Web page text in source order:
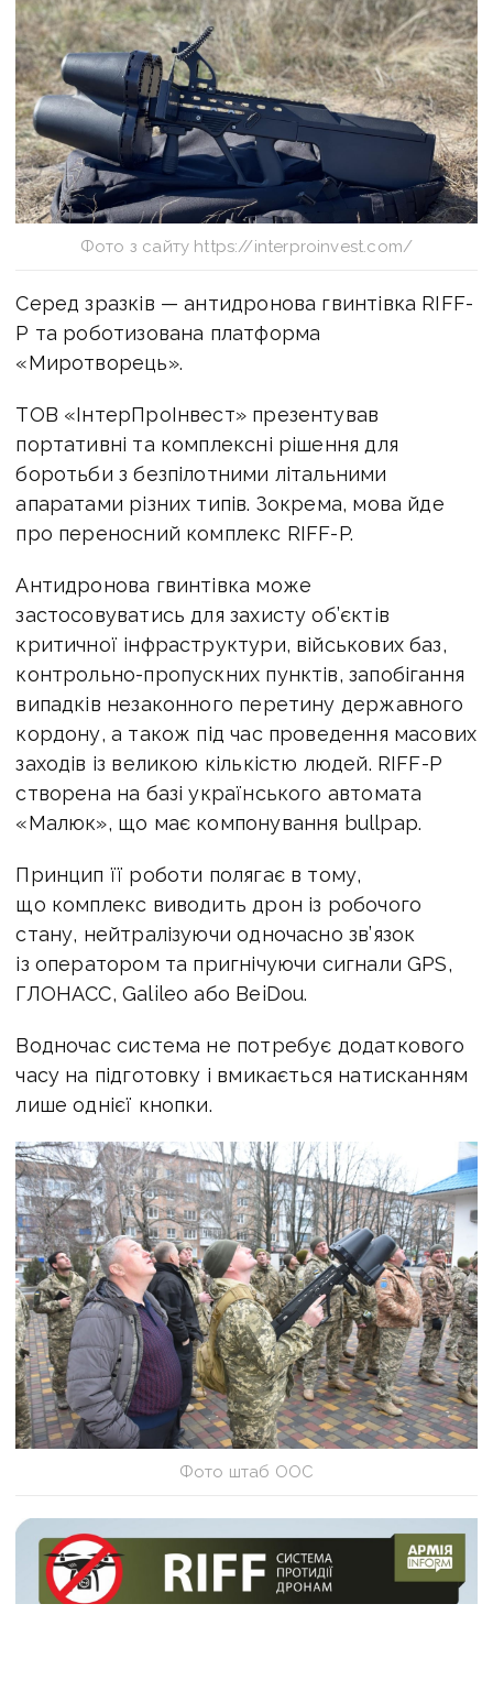
Фото з сайту https://interproinvest.com/
Серед зразків — антидронова гвинтівка RIFF-
P та роботизована платформа
«Миротворець».
ТОВ «ІнтерПроІнвест» презентував
портативні та комплексні рішення для
боротьби з безпілотними літальними
апаратами різних типів. Зокрема, мова йде
про переносний комплекс RIFF-P.
Антидронова гвинтівка може
застосовуватись для захисту об’єктів
критичної інфраструктури, військових баз,
контрольно-пропускних пунктів, запобігання
випадків незаконного перетину державного
кордону, а також під час проведення масових
заходів із великою кількістю людей. RIFF-P
створена на базі українського автомата
«Малюк», що має компонування bullpap.
Принцип її роботи полягає в тому,
що комплекс виводить дрон із робочого
стану, нейтралізуючи одночасно зв’язок
із оператором та пригнічуючи сигнали GPS,
ГЛОНАСС, Galileo або BeiDou.
Водночас система не потребує додаткового
часу на підготовку і вмикається натисканням
лише однієї кнопки.
Фото штаб ООС